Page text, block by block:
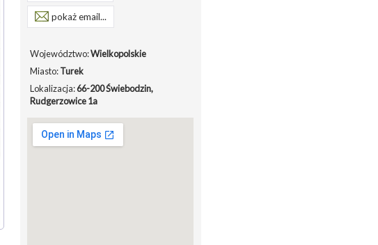
pokaż email...
Województwo:Wielkopolskie
Miasto:Turek
Lokalizacja:66-200 Świebodzin,
Rudgerzowice 1a